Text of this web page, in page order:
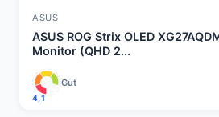
ASUS
ASUS ROG Strix OLED
Monitor (QHD 2...
4,1
Gut